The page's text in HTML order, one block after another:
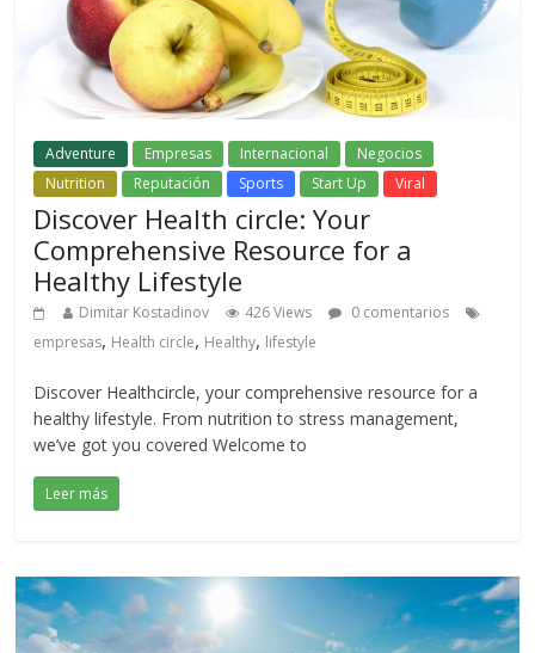
Adventure Empresas Internacional
Negocios
Nutrition
Reputación Sports Start Up Viral
Discover Health circle: Your
Comprehensive Resource for a
Healthy Lifestyle
Dimitar Kostadinov 426 Views
0 comentarios
empresas, Health circle, Healthy, lifestyle
Discover Healthcircle, your comprehensive resource for a
healthy lifestyle. From nutrition to stress management,
we’ve got you covered Welcome to
Leer más